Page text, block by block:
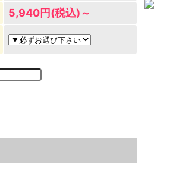
5,940円(税込)～